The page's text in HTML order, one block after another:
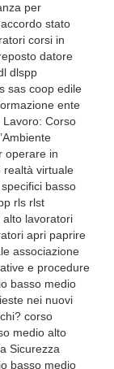
per
stato
corsi in
datore
dlspp
sas coop edile
ente
Lavoro: Corso
operare in
realtà virtuale
basso
rls rlst
alto lavoratori
apri paprire
associazione
e procedure
basso medio
nei nuovi
corso
medio alto
Sicurezza
basso medio